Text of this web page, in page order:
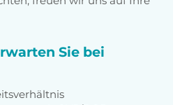
Sie bei